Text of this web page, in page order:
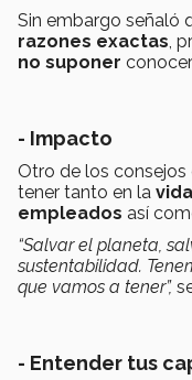
Sin embargo señaló
razones exactas ,
no suponer
- Impacto
Otro de los consejos
tener tanto en la vida
empleados así
“Salvar el planeta,
sustentabilidad.
que vamos a tener”,
- Entender tus